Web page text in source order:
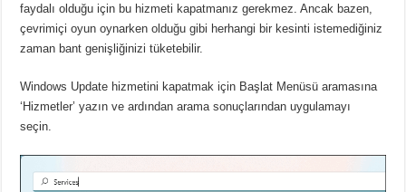
faydalı olduğu için bu hizmeti kapatmanız gerekmez.Ancak bazen,
çevrimiçi oyun oynarken olduğu gibi herhangi bir kesinti istemediğiniz
zaman bant genişliğinizi tüketebilir.
Windows Update hizmetini kapatmak için Başlat Menüsü aramasına
‘Hizmetler’ yazın ve ardından arama sonuçlarından uygulamayı
seçin.